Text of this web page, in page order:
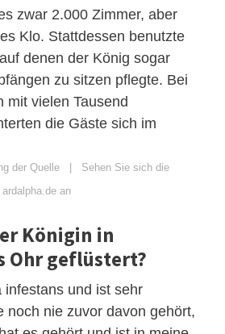
zwar 2.000 Zimmer, aber
Klo. Stattdessen benutzte
denen der König sogar
zu sitzen pflegte. Bei
mit vielen Tausend
die Gäste sich im
der Quelle | Sehen Sie sich die
an
Königin in
Ohr geflüstert?
infestans und ist sehr
noch nie zuvor davon gehört,